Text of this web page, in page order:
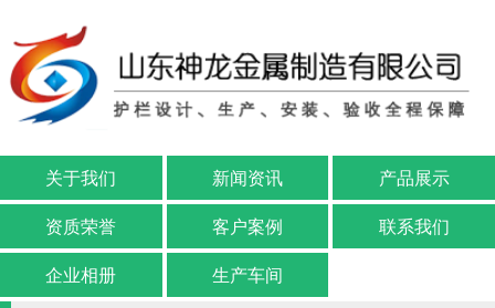
关于我们 新闻资讯
产品展示
资质荣誉
客户案例
联系我们
企业相册
生产车间